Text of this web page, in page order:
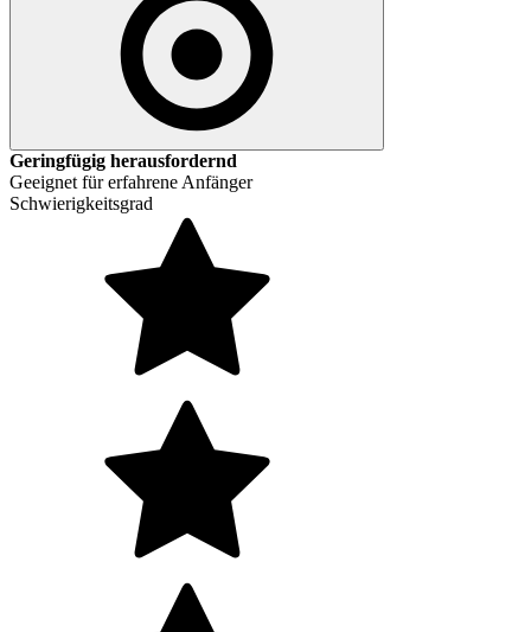
Geringfügig herausfordernd
Geeignet für erfahrene Anfänger
Schwierigkeitsgrad